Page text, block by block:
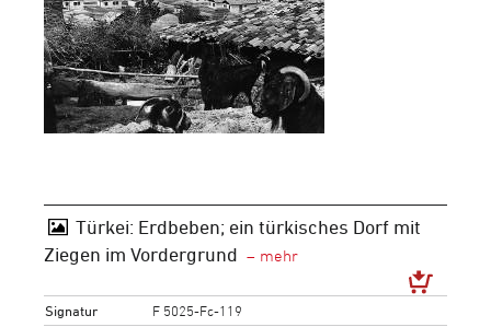
Türkei: Erdbeben; ein türkisches Dorf mit
Ziegen im Vordergrund
Signatur
F 5025-Fc-119